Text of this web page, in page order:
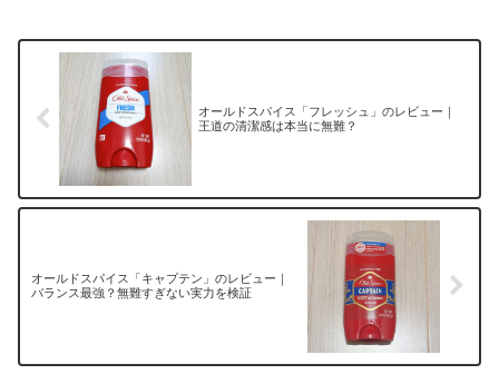
オールドスパイス「フレッシュ」のレビュー｜
王道の清潔感は本当に無難？
オールドスパイス「キャプテン」のレビュー｜
バランス最強？無難すぎない実力を検証